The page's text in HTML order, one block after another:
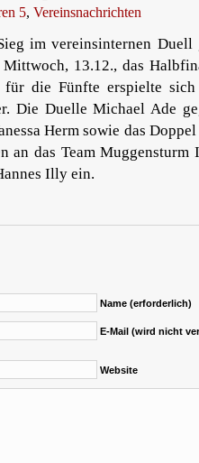
5, Vereinsnachrichten
im vereinsinternen Duell
13.12., das
für die Fünfte erspielte
Die Duelle Michael Ade
Herm sowie das
an das Team Muggensturm
Illy ein.
Name (erforderlich)
E-Mail (wird nicht
Website